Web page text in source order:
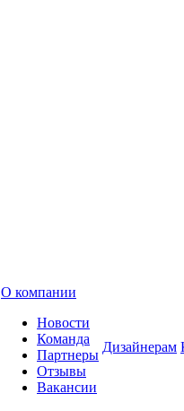
О компании
Новости
Команда
Партнеры
Отзывы
Вакансии
Дизайнерам